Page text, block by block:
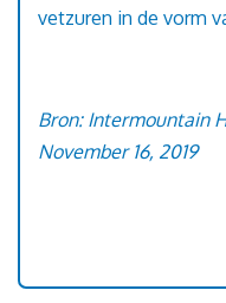
vetzuren in de vorm
Bron: Intermountain
November 16, 2019